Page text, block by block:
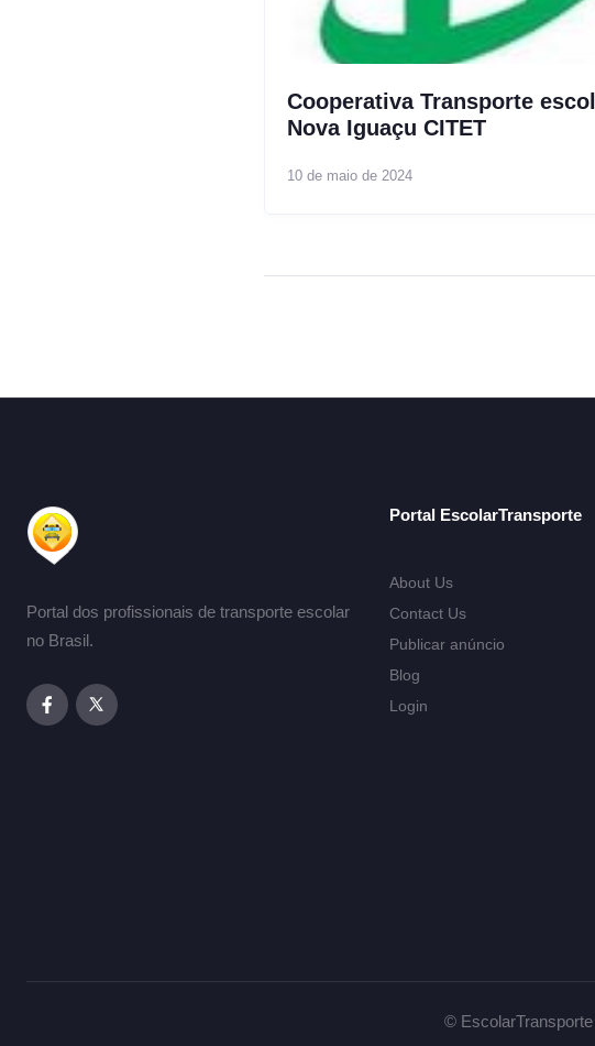
Cooperativa Transporte
Nova Iguaçu CITET
10 de maio de 2024
Portal dos profissionais de transporte escolar
no Brasil.
Portal EscolarTransporte
About Us
Contact Us
Publicar anúncio
Blog
Login
©